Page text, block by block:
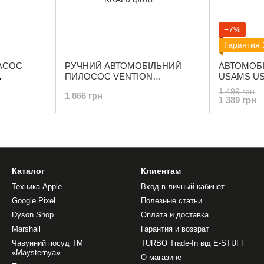
PUMP
РУЧНИЙ АВТОМОБІЛЬНИЙ
ПИЛОСОС VENTION
CLEANER FOLDABLE TYPE
1 866 грн
−7%
Гарантия
USAMS
CLEANER
1 499 грн
1 389 грн
Каталог
Техника Apple
Google Pixel
Dyson Shop
Marshall
Чавунний посуд ТМ
«Maysternya»
Клиентам
Вход в личный кабинет
Полезные статьи
Оплата и доставка
Гарантия и возврат
TURBO Trade-In від E-STUFF
О магазине